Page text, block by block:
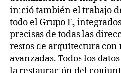
inició también el trabajo
todo el Grupo E,
precisas de todas las
restos de arquitectura con
avanzadas. Todos los
la restauración del